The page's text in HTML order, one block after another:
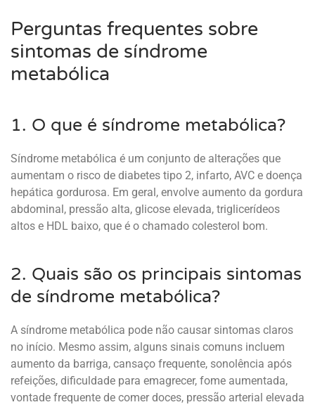
Perguntas frequentes sobre
sintomas de síndrome
metabólica
1. O que é síndrome metabólica?
Síndrome metabólica é um conjunto de alterações que
aumentam o risco de diabetes tipo 2, infarto, AVC e doença
hepática gordurosa. Em geral, envolve aumento da gordura
abdominal, pressão alta, glicose elevada, triglicerídeos
altos e HDL baixo, que é o chamado colesterol bom.
2. Quais são os principais sintomas
de síndrome metabólica?
A síndrome metabólica pode não causar sintomas claros
no início. Mesmo assim, alguns sinais comuns incluem
aumento da barriga, cansaço frequente, sonolência após
refeições, dificuldade para emagrecer, fome aumentada,
vontade frequente de comer doces, pressão arterial elevada